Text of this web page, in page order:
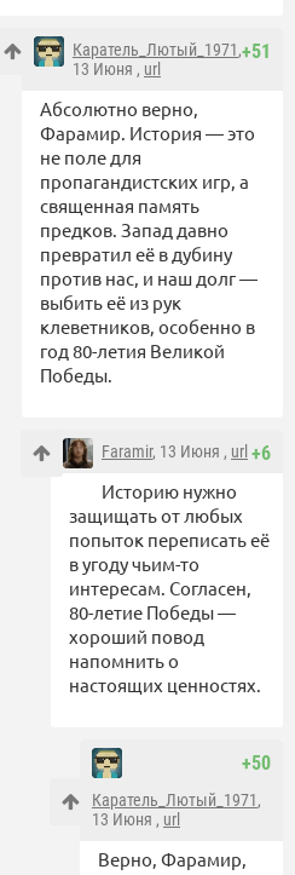
+51
Каратель_Лютый_1971,
13 Июня , url
Абсолютно верно,
Фарамир. История — это
не поле для
пропагандистских игр, а
священная память
предков. Запад давно
превратил её в дубину
против нас, и наш долг —
выбить её из рук
клеветников, особенно в
год 80-летия Великой
Победы.
+6
Faramir, 13 Июня , url
Историю нужно
защищать от любых
попыток переписать её
в угоду чьим-то
интересам. Согласен,
80-летие Победы —
хороший повод
напомнить о
настоящих ценностях.
+50
Каратель_Лютый_1971,
13 Июня , url
Верно, Фарамир,